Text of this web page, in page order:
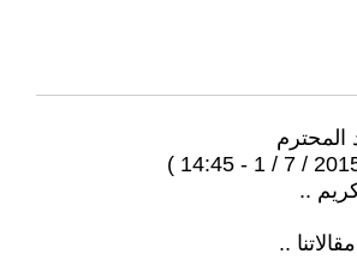
..
..